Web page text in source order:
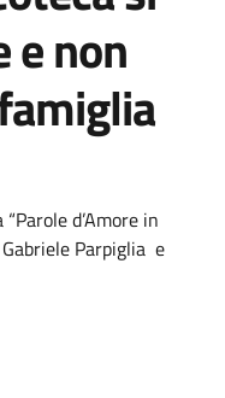
e non
d’Amore in
Parpiglia e